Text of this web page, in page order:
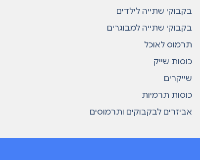
בקבוקי שתייה לילדים
בקבוקי שתייה למבוגרים
תרמוס לאוכל
כוסות שייק
שייקרים
כוסות תרמיות
אביזרים לבקבוקים ותרמוסים